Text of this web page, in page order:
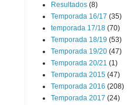
Resultados (8)
Temporada 16/17 (35)
temporada 17/18 (70)
Temporada 18/19 (53)
Temporada 19/20 (47)
Temporada 20/21 (1)
Temporada 2015 (47)
Temporada 2016 (208)
Temporada 2017 (24)